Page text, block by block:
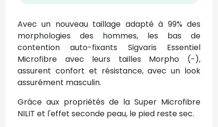
Avec un nouveau taillage adapté à 99% des
morphologies des hommes, les bas de
contention auto-fixants Sigvaris Essentiel
Microfibre avec leurs tailles Morpho (-),
assurent confort et résistance, avec un look
assurément masculin.
Grâce aux propriétés de la Super Microfibre
NILIT et l'effet seconde peau, le pied reste sec.